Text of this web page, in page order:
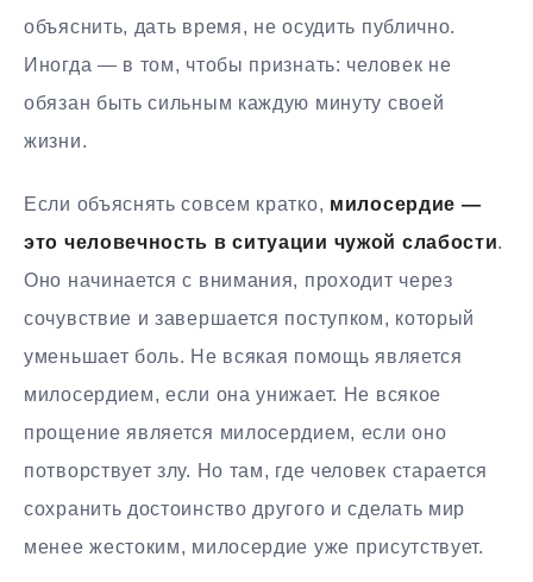
объяснить, дать время, не осудить публично.
Иногда — в том, чтобы признать: человек не
обязан быть сильным каждую минуту своей
жизни.
Если объяснять совсем кратко, милосердие —
это человечность в ситуации чужой слабости.
Оно начинается с внимания, проходит через
сочувствие и завершается поступком, который
уменьшает боль. Не всякая помощь является
милосердием, если она унижает. Не всякое
прощение является милосердием, если оно
потворствует злу. Но там, где человек старается
сохранить достоинство другого и сделать мир
менее жестоким, милосердие уже присутствует.